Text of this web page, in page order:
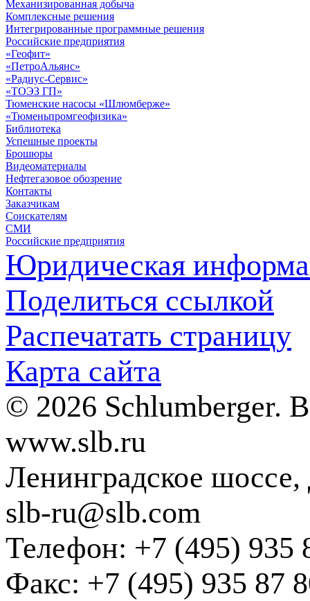
Механизированная добыча
Комплексные решения
Интегрированные программные решения
Российские предприятия
«Геофит»
«ПетроАльянс»
«Радиус-Сервис»
«ТОЭЗ ГП»
Тюменские насосы «Шлюмберже»
«Тюменьпромгеофизика»
Библиотека
Успешные проекты
Брошюры
Видеоматериалы
Нефтегазовое обозрение
Контакты
Заказчикам
Соискателям
СМИ
Российские предприятия
Юридическая
Поделиться ссылкой
Распечатать страницу
Карта сайта
© 2026 Schlumberger.
www.slb.ru
Ленинградское
slb-ru@slb.com
Телефон: +7 (495) 935
Факс: +7 (495) 935 87